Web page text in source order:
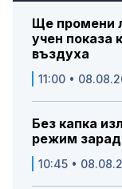
Ще промени
учен показа
въздуха
11:00 •
Без капка
режим
10:45 •